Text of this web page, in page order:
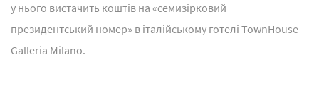
у нього вистачить коштів на «семизірковий
президентський номер» в італійському готелі TownHouse
Galleria Milano.